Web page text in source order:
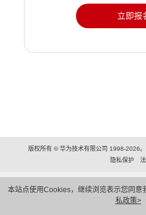
本站点使用Cookies，继续浏览表示您同意
私政策>
立即报
版权所有 © 华为技术有限公司 1998-2026
隐私保护